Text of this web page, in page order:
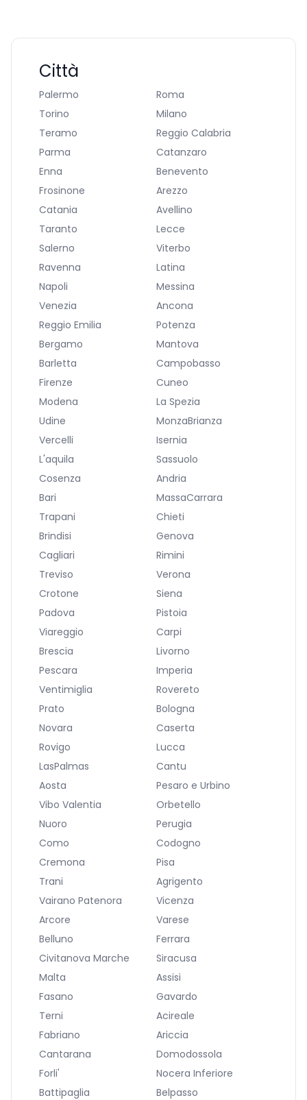
Città
Palermo
Roma
Torino
Milano
Teramo
Reggio Calabria
Parma
Catanzaro
Enna
Benevento
Frosinone
Arezzo
Catania
Avellino
Taranto
Lecce
Salerno
Viterbo
Ravenna
Latina
Napoli
Messina
Venezia
Ancona
Reggio Emilia
Potenza
Bergamo
Mantova
Barletta
Campobasso
Firenze
Cuneo
Modena
La Spezia
Udine
MonzaBrianza
Vercelli
Isernia
L'aquila
Sassuolo
Cosenza
Andria
Bari
MassaCarrara
Trapani
Chieti
Brindisi
Genova
Cagliari
Rimini
Treviso
Verona
Crotone
Siena
Padova
Pistoia
Viareggio
Carpi
Brescia
Livorno
Pescara
Imperia
Ventimiglia
Rovereto
Prato
Bologna
Novara
Caserta
Rovigo
Lucca
LasPalmas
Cantu
Aosta
Pesaro e Urbino
Vibo Valentia
Orbetello
Nuoro
Perugia
Como
Codogno
Cremona
Pisa
Trani
Agrigento
Vairano Patenora
Vicenza
Arcore
Varese
Belluno
Ferrara
Civitanova Marche
Siracusa
Malta
Assisi
Fasano
Gavardo
Terni
Acireale
Fabriano
Ariccia
Cantarana
Domodossola
Forli'
Nocera Inferiore
Battipaglia
Belpasso